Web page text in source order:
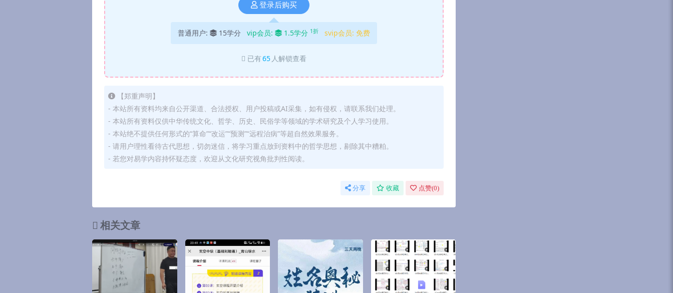
登录后购买
普通用户: 15学分 vip会员: 1.5学分 1折 svip会员: 免费
已有65 人解锁查看
【郑重声明】
- 本站所有资料均来自公开渠道、合法授权、用户投稿或AI采集，如有侵权，请联系我们处理。
- 本站所有资料仅供中华传统文化、哲学、历史、民俗学等领域的学术研究及个人学习使用。
- 本站绝不提供任何形式的“算命”“改运”“预测”“远程治病”等超自然效果服务。
- 请用户理性看待古代思想，切勿迷信，将学习重点放到资料中的哲学思想，剔除其中糟粕。
- 若您对易学内容持怀疑态度，欢迎从文化研究视角批判性阅读。
分享 收藏 点赞(0)
相关文章